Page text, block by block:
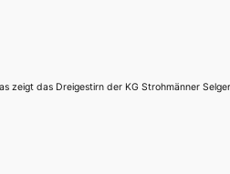
zeigt das Dreigestirn der KG Strohmänner